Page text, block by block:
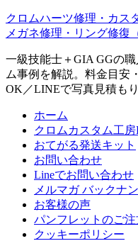
クロムハーツ修理・カス
メガネ修理・リング修復
一級技能士＋GIA GGの
ム事例を解説。料金目安
OK／LINEで写真見積もり
ホーム
クロムカスタム工房
おてがる発送キット
お問い合わせ
Lineでお問い合わせ
メルマガ バックナ
お客様の声
パンフレットのご注
クッキーポリシー